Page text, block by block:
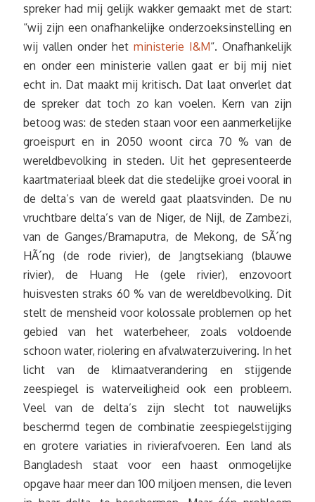
spreker had mij gelijk wakker gemaakt met de start:
“wij zijn een onafhankelijke onderzoeksinstelling en
wij vallen onder het ministerie I&M“. Onafhankelijk
en onder een ministerie vallen gaat er bij mij niet
echt in. Dat maakt mij kritisch. Dat laat onverlet dat
de spreker dat toch zo kan voelen. Kern van zijn
betoog was: de steden staan voor een aanmerkelijke
groeispurt en in 2050 woont circa 70 % van de
wereldbevolking in steden. Uit het gepresenteerde
kaartmateriaal bleek dat die stedelijke groei vooral in
de delta’s van de wereld gaat plaatsvinden. De nu
vruchtbare delta’s van de Niger, de Nijl, de Zambezi,
van de Ganges/Bramaputra, de Mekong, de SÃ´ng
HÃ´ng (de rode rivier), de Jangtsekiang (blauwe
rivier), de Huang He (gele rivier), enzovoort
huisvesten straks 60 % van de wereldbevolking. Dit
stelt de mensheid voor kolossale problemen op het
gebied van het waterbeheer, zoals voldoende
schoon water, riolering en afvalwaterzuivering. In het
licht van de klimaatverandering en stijgende
zeespiegel is waterveiligheid ook een probleem.
Veel van de delta’s zijn slecht tot nauwelijks
beschermd tegen de combinatie zeespiegelstijging
en grotere variaties in rivierafvoeren. Een land als
Bangladesh staat voor een haast onmogelijke
opgave haar meer dan 100 miljoen mensen, die leven